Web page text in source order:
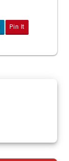
Pin It